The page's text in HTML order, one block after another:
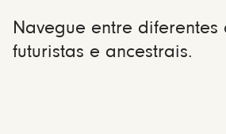
Navegue entre diferentes
futuristas e ancestrais.